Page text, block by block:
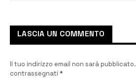
LASCIA UN COMMENTO
Il tuo indirizzo email non sarà pubblicato.
contrassegnati *